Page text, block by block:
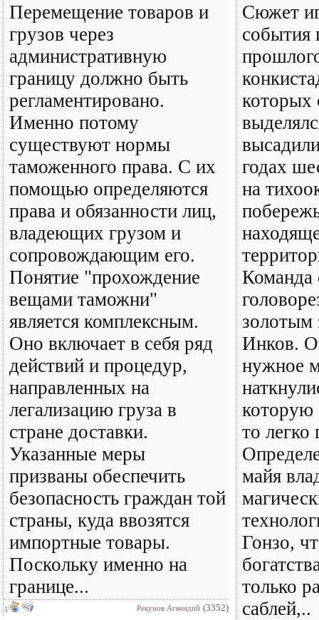
Перемещение товаров и
грузов через
административную
границу должно быть
регламентировано.
Именно потому
существуют нормы
таможенного права. С их
помощью определяются
права и обязанности лиц,
владеющих грузом и
сопровождающим его.
Понятие "прохождение
вещами таможни"
является комплексным.
Оно включает в себя ряд
действий и процедур,
направленных на
легализацию груза в
стране доставки.
Указанные меры
призваны обеспечить
безопасность граждан той
страны, куда ввозятся
импортные товары.
Поскольку именно на
границе...
1 Рекунов Агвендий (3352)
Сюжет
события
которых
годах
на
Команда
золотым
Инков.
нужное
которую
то легко
майя
Гонзо,
только
саблей,..